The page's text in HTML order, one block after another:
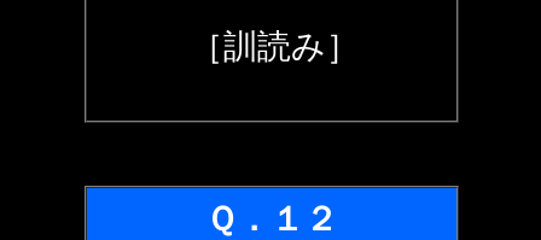
［訓読み］
Ｑ．１２